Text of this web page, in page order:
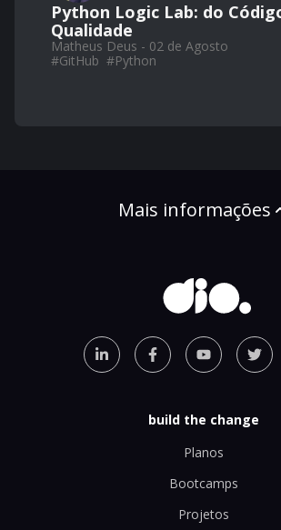
Python Logic Lab: do
Qualidade
Matheus Deus - 02 de Agosto
#GitHub #Python
Mais informações
build the change
Planos
Bootcamps
Projetos